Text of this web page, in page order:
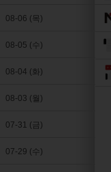
08-06 (목)
08-05 (수)
08-04 (화)
08-03 (월)
07-31 (금)
07-29 (수)